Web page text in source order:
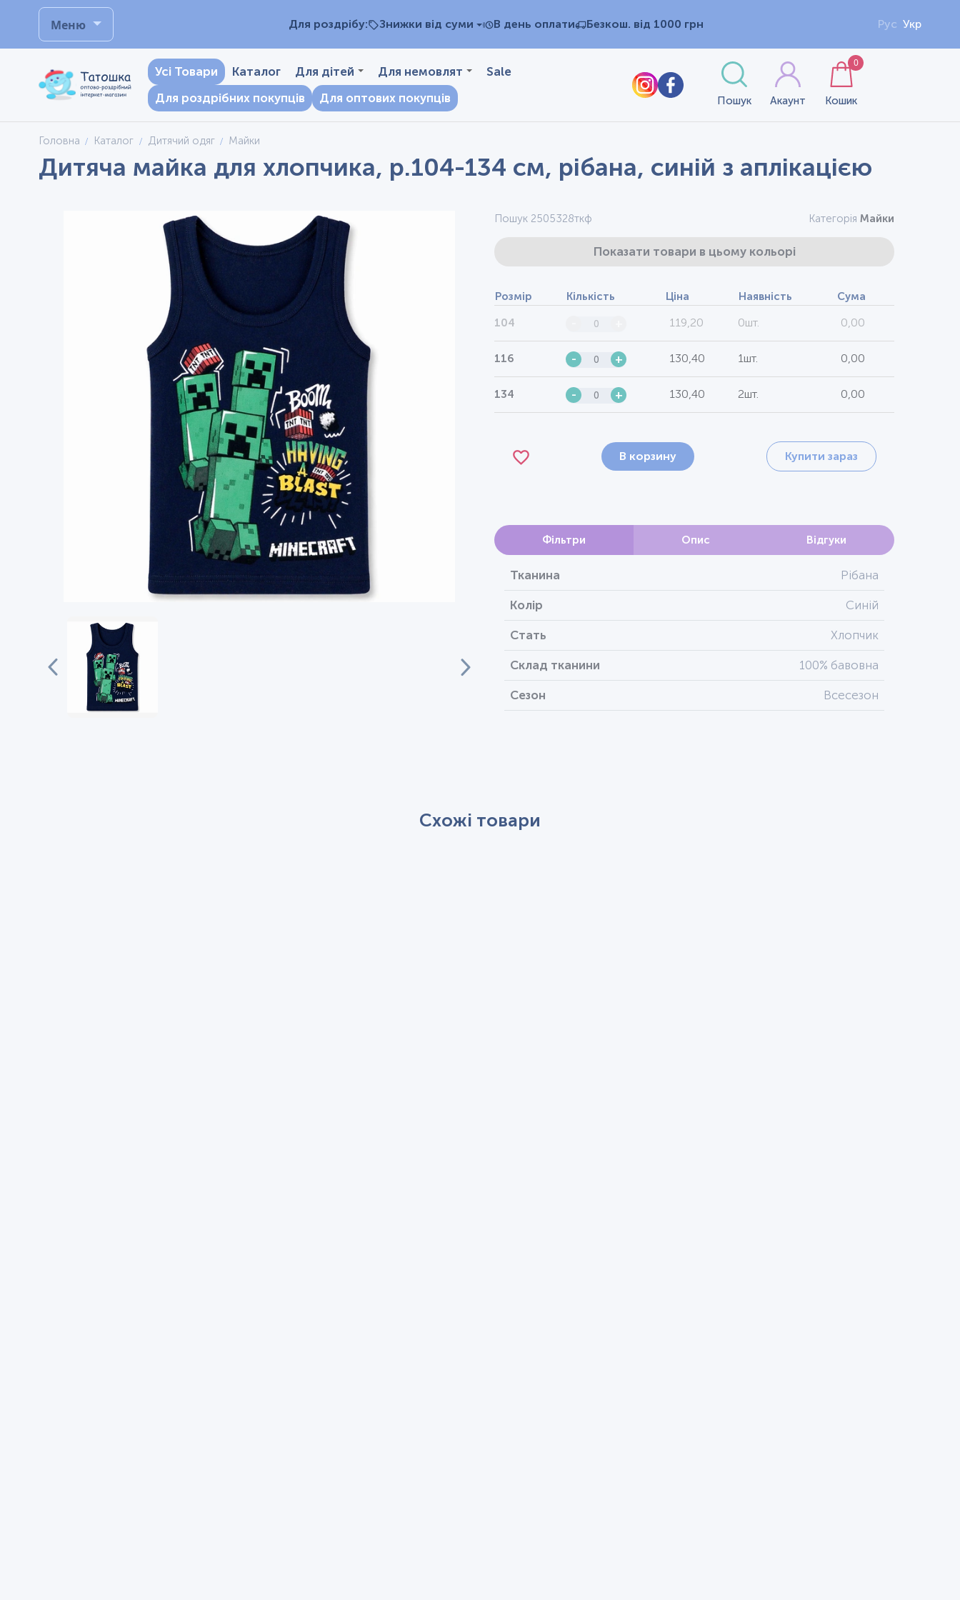
Меню Для роздрібу: Знижки від суми В день оплати Безкош. від 1000 грн Рус Укр
Усі Товари Каталог Для дітей Для немовлят
Sale
Для роздрібних покупців
Для оптових покупців Пошук Акаунт Кошик
0
Головна Каталог Дитячий одяг Майки
Дитяча майка для хлопчика, р.104-134 см, рібана, синій з аплікацією
Пошук 2505328ткф Категорія Майки
Показати товари в цьому кольорі
Розмір Кількість Ціна Наявність Сума
104 119,20 0шт. 0,00
116 - + 130,40 1шт. 0,00
134 - + 130,40 2шт. 0,00
В корзину Купити зараз
Фільтри Опис Відгуки
Тканина Рібана
Колір Синій
Стать Хлопчик
Склад тканини 100% бавовна
Сезон Всесезон
Схожі товари